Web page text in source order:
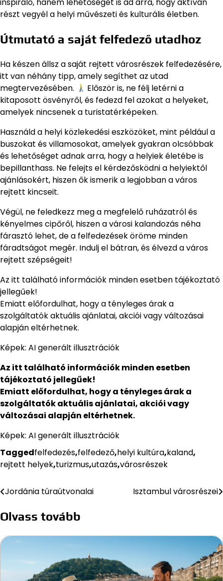
inspiráló, hanem lehetőséget is ad arra, hogy aktívan
részt vegyél a helyi művészeti és kulturális életben.
Útmutató a saját felfedező utadhoz
Ha készen állsz a saját rejtett városrészek felfedezésére,
itt van néhány tipp, amely segíthet az utad
megtervezésében.
Először is, ne félj letérni a
kitaposott ösvényről, és fedezd fel azokat a helyeket,
amelyek nincsenek a turistatérképeken.
Használd a helyi közlekedési eszközöket, mint például a
buszokat és villamosokat, amelyek gyakran olcsóbbak
és lehetőséget adnak arra, hogy a helyiek életébe is
bepillanthass. Ne felejts el kérdezősködni a helyiektől
ajánlásokért, hiszen ők ismerik a legjobban a város
rejtett kincseit.
Végül, ne feledkezz meg a megfelelő ruházatról és
kényelmes cipőről, hiszen a városi kalandozás néha
fárasztó lehet, de a felfedezések öröme minden
fáradtságot megér. Indulj el bátran, és élvezd a város
rejtett szépségeit!
Az itt található információk minden esetben tájékoztató
jellegűek!
Emiatt előfordulhat, hogy a tényleges árak a
szolgáltatók aktuális ajánlatai, akciói vagy változásai
alapján eltérhetnek.
Képek: AI generált illusztrációk
Az itt található információk minden esetben
tájékoztató jellegűek!
Emiatt előfordulhat, hogy a tényleges árak a
szolgáltatók aktuális ajánlatai, akciói vagy
változásai alapján eltérhetnek.
Képek: AI generált illusztrációk
Taggedfelfedezés,felfedező,helyi kultúra,kaland,
rejtett helyek,turizmus,utazás,városrészek
Bejegyzés
navigáció
Jordánia túraútvonalai Isztambul városrészei
Olvass tovább